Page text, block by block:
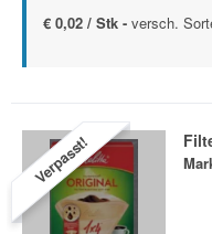
€ 0,02 / Stk - versch.
Verpasst!